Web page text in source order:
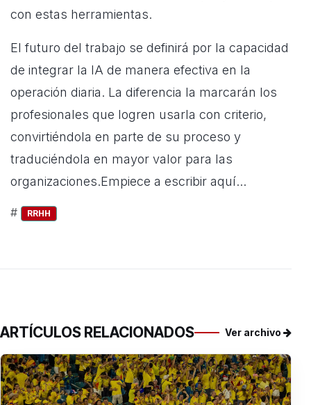
con estas herramientas.
El futuro del trabajo se definirá por la capacidad
de integrar la IA de manera efectiva en la
operación diaria. La diferencia la marcarán los
profesionales que logren usarla con criterio,
convirtiéndola en parte de su proceso y
traduciéndola en mayor valor para las
organizaciones.Empiece a escribir aquí...
# RRHH
ARTÍCULOS RELACIONADOS Ver archivo